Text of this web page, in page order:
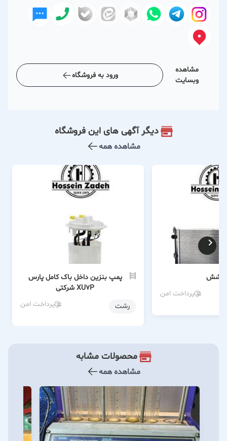
مشاهده
وبسایت
ورود به فروشگاه
دیگر آگهی های این فروشگاه
مشاهده همه
کوشش
پرداخت امن
پمپ بنزین داخل باک کامل پارس
XU7P شرکتی
رشت
پرداخت امن
محصولات مشابه
مشاهده همه